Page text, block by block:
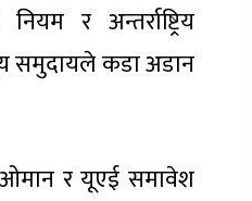
र अन्तर्राष्ट्रिय
समुदायले कडा अडान
ओमान र यूएई समावेश